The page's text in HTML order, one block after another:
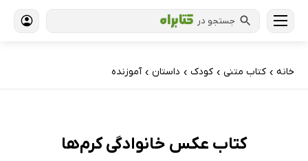
جستجو در
خانه › کتاب‌ متنی › کودک › داستان › آموزنده
کتاب عکس خانوادگی کرم‌ها